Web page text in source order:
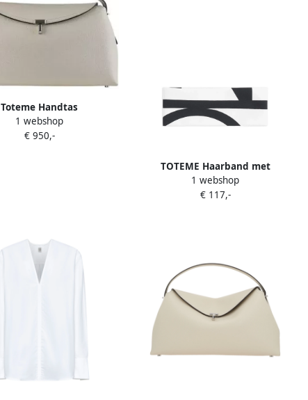
Toteme Handtas
1 webshop
€ 950,-
TOTEME Haarband met
monogram-print Wit
1 webshop
€ 117,-